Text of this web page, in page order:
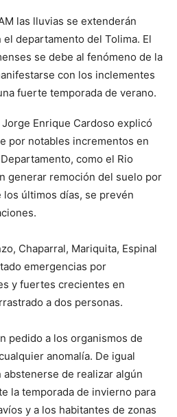
las lluvias se extenderán
departamento del Tolima. El
se debe al fenómeno de la
con los inclementes
fuerte temporada de verano.
Enrique Cardoso explicó
por notables incrementos en
como el Rio
generar remoción del suelo por
los últimos días, se prevén
Chaparral, Mariquita, Espinal
emergencias por
y fuertes crecientes en
a dos personas.
pedido a los organismos de
anomalía. De igual
de realizar algún
la temporada de invierno para
y a los habitantes de zonas